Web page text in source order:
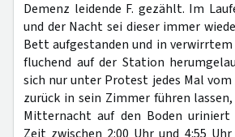
Demenz leidende F. gezählt. Im
und der Nacht sei dieser immer
Bett aufgestanden und in
fluchend auf der Station
sich nur unter Protest jedes Mal
zurück in sein Zimmer führen
Mitternacht auf den Boden